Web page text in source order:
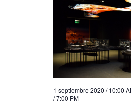
1 septiembre 2020 / 10:00
/ 7:00 PM